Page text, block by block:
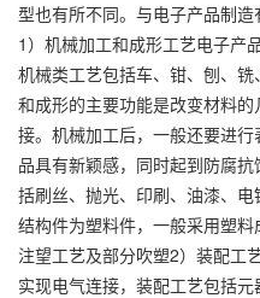
型也有所不同。与电子产品制
1）机械加工和成形工艺电子产
机械类工艺包括车、钳、刨、
和成形的主要功能是改变材料
接。机械加工后，一般还要进
品具有新颖感，同时起到防腐
括刷丝、抛光、印刷、油漆、
结构件为塑料件，一般采用塑料
注望工艺及部分吹塑2）装配工
实现电气连接，装配工艺包括